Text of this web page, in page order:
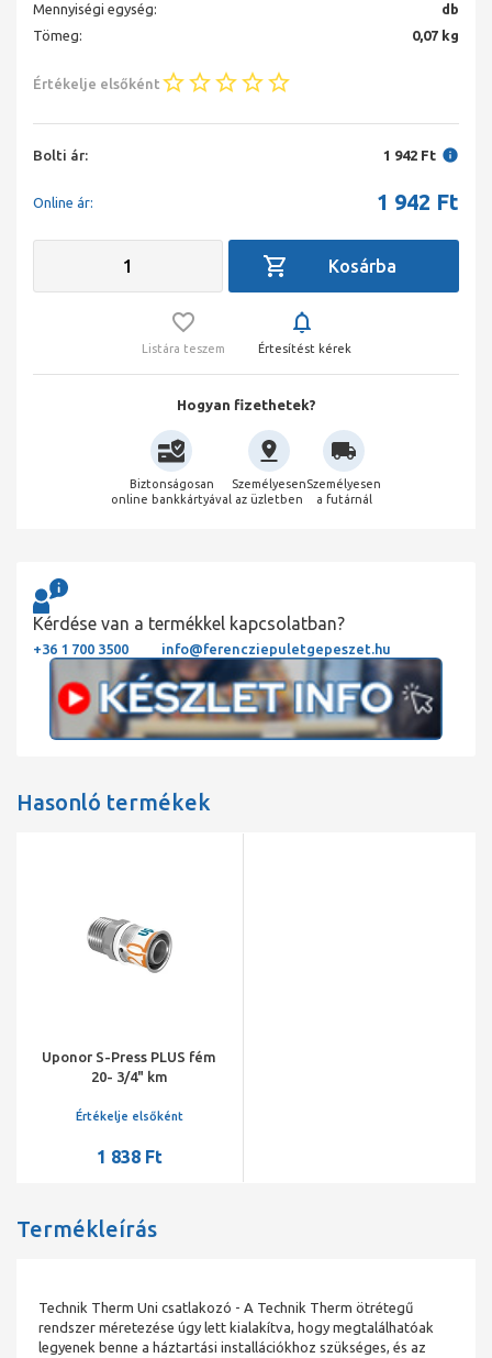
Mennyiségi egység:
db
Tömeg:
0,07 kg
Értékelje elsőként
Bolti ár: 1 942 Ft
Online ár: 1 942 Ft
Listára teszem Értesítést kérek
Hogyan fizethetek?
Biztonságosan
online bankkártyával
Személyesen
az üzletben
Személyesen
a futárnál
Kérdése van a termékkel kapcsolatban?
+36 1 700 3500 info@ferencziepuletgepeszet.hu
Hasonló termékek
Uponor S-Press PLUS fém
20- 3/4" km
Értékelje elsőként
1 838 Ft
Termékleírás
Technik Therm Uni csatlakozó - A Technik Therm ötrétegű
rendszer méretezése úgy lett kialakítva, hogy megtalálhatóak
legyenek benne a háztartási installációkhoz szükséges, és az